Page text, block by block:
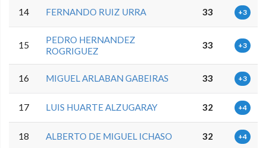
14 FERNANDO RUIZ URRA 33 +3
15
PEDRO HERNANDEZ
ROGRIGUEZ
33 +3
16 MIGUEL ARLABAN GABEIRAS 33 +3
17 LUIS HUARTE ALZUGARAY 32 +4
18 ALBERTO DE MIGUEL ICHASO 32 +4